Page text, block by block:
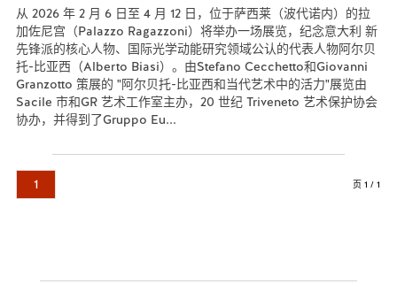
从 2026 年 2 月 6 日至 4 月 12 日，位于萨西莱（波代诺内）的拉
加佐尼宫（Palazzo Ragazzoni）将举办一场展览，纪念意大利 新
先锋派的核心人物、国际光学动能研究领域公认的代表人物阿尔贝
托-比亚西（Alberto Biasi）。由Stefano Cecchetto和Giovanni
Granzotto 策展的 "阿尔贝托-比亚西和当代艺术中的活力"展览由
Sacile 市和GR 艺术工作室主办，20 世纪 Triveneto 艺术保护协会
协办，并得到了Gruppo Eu...
1 页 1 / 1